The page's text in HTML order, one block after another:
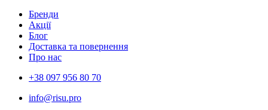
Бренди
Акції
Блог
Доставка та повернення
Про нас
+38 097 956 80 70
info@risu.pro